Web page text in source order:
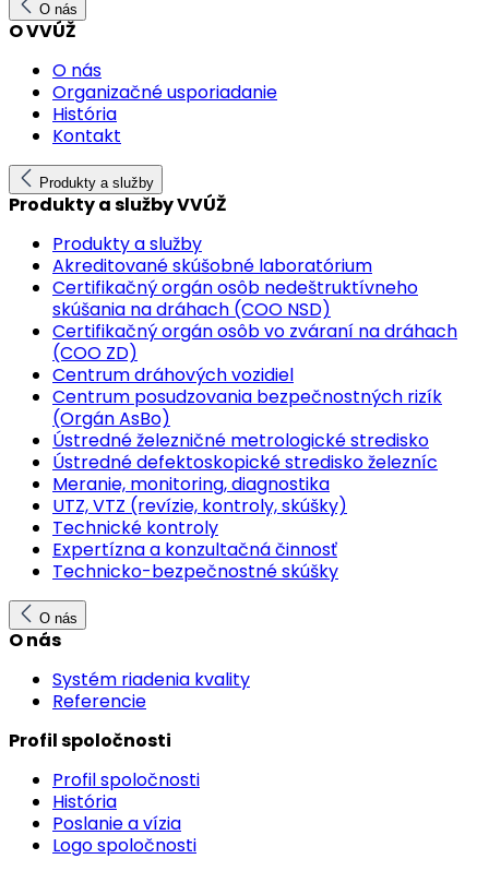
O nás
O VVÚŽ
O nás
Organizačné usporiadanie
História
Kontakt
Produkty a služby
Produkty a služby VVÚŽ
Produkty a služby
Akreditované skúšobné laboratórium
Certifikačný orgán osôb nedeštruktívneho
skúšania na dráhach (COO NSD)
Certifikačný orgán osôb vo zváraní na dráhach
(COO ZD)
Centrum dráhových vozidiel
Centrum posudzovania bezpečnostných rizík
(Orgán AsBo)
Ústredné železničné metrologické stredisko
Ústredné defektoskopické stredisko železníc
Meranie, monitoring, diagnostika
UTZ, VTZ (revízie, kontroly, skúšky)
Technické kontroly
Expertízna a konzultačná činnosť
Technicko-bezpečnostné skúšky
O nás
O nás
Systém riadenia kvality
Referencie
Profil spoločnosti
Profil spoločnosti
História
Poslanie a vízia
Logo spoločnosti